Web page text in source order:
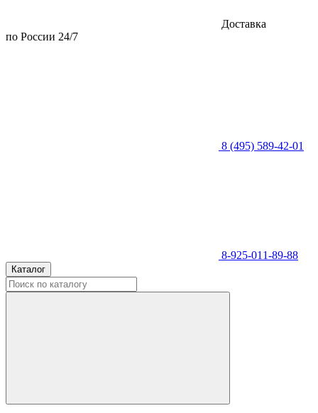
Доставка
по России 24/7
8 (495) 589-42-01
8-925-011-89-88
Каталог